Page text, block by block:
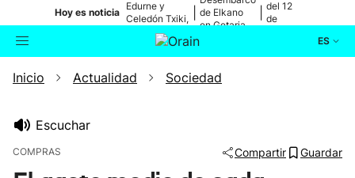
Hoy es noticia
Edurne y
Celedón Txiki,
en directo
de Elkano
en Getaria
del 12
de
ES
Buscador Actualidad
Inicio Actualidad Sociedad
Escuchar
COMPRAS Compartir Guardar